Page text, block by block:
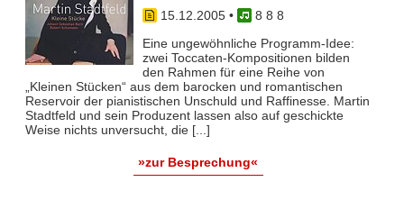
15.12.2005•
8 8 8
Eine ungewöhnliche Programm-Idee:
zwei Toccaten-Kompositionen bilden
den Rahmen für eine Reihe von
„Kleinen Stücken“ aus dem barocken und romantischen
Reservoir der pianistischen Unschuld und Raffinesse. Martin
Stadtfeld und sein Produzent lassen also auf geschickte
Weise nichts unversucht, die [...]
»zur Besprechung«